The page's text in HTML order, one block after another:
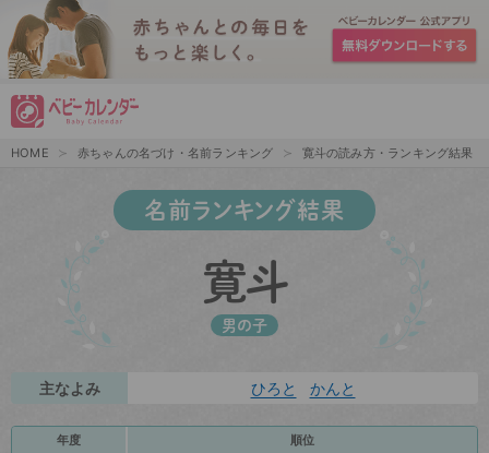
HOME 赤ちゃんの名づけ・名前ランキング 寛斗の読み方・ランキング結果
名前ランキング結果
寛斗
男の子
主なよみ ひろと かんと
年度 順位